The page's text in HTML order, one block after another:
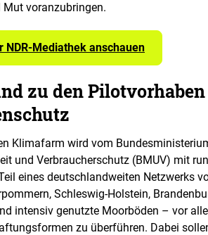
Mut voranzubringen.
NDR-Mediathek anschauen
zu den
Klimafarm wird vom
und Verbraucherschutz (BMUV) mit
eines deutschlandweiten Netzwerks
Schleswig-Holstein,
intensiv genutzte Moorböden – vor
zu überführen. Dabei